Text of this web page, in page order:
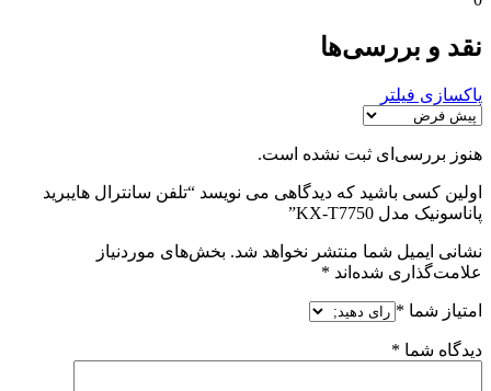
نقد و بررسی‌ها
پاکسازی فیلتر
هنوز بررسی‌ای ثبت نشده است.
اولین کسی باشید که دیدگاهی می نویسد “تلفن سانترال هایبرید
پاناسونیک مدل KX-T7750”
نشانی ایمیل شما منتشر نخواهد شد. بخش‌های موردنیاز
علامت‌گذاری شده‌اند *
امتیاز شما *
دیدگاه شما *